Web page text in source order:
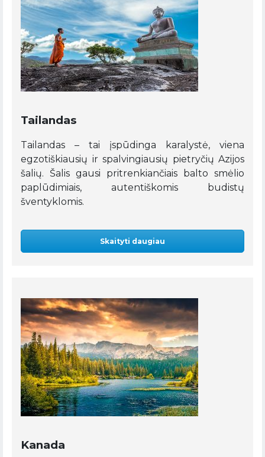
Tailandas
Tailandas – tai įspūdinga karalystė, viena
egzotiškiausių ir spalvingiausių pietryčių Azijos
šalių. Šalis gausi pritrenkiančiais balto smėlio
paplūdimiais, autentiškomis budistų
šventyklomis.
Skaityti daugiau
Kanada